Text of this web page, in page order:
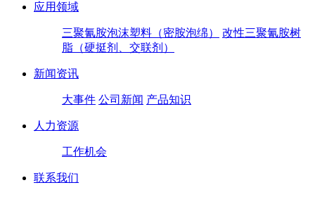
应用领域
三聚氰胺泡沫塑料（密胺泡绵）
改性三聚氰胺树
脂（硬挺剂、交联剂）
新闻资讯
大事件 公司新闻 产品知识
人力资源
工作机会
联系我们